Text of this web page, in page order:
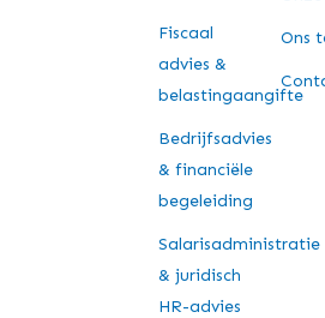
Fiscaal
advies &
belastingaangifte
Bedrijfsadvies
& financiële
begeleiding
Salarisadministratie
& juridisch
HR-advies
Ons